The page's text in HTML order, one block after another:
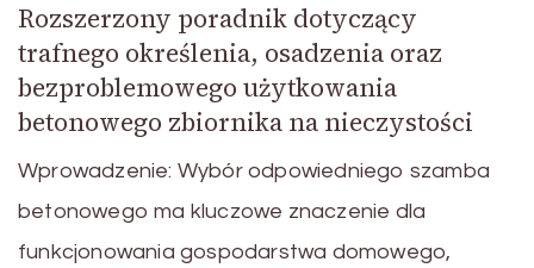
Rozszerzony poradnik dotyczący
trafnego określenia, osadzenia oraz
bezproblemowego użytkowania
betonowego zbiornika na nieczystości
Wprowadzenie: Wybór odpowiedniego szamba
betonowego ma kluczowe znaczenie dla
funkcjonowania gospodarstwa domowego,